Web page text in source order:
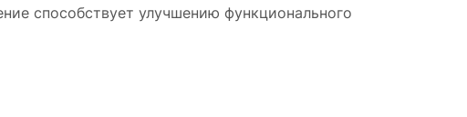
способствует улучшению функционального